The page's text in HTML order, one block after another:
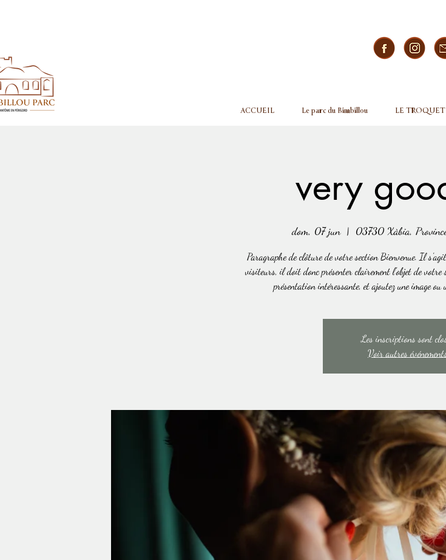
ACCUEIL Le parc du Bimbillou LE TROQUET
very
dom, 07 jun
  |
03730 Xàbia,
Paragraphe de clôture de votre section Bienvenue. Il
visiteurs, il doit donc présenter clairement l'objet de votre
présentation intéressante, et ajoutez une image
Les inscriptions sont
Voir autres